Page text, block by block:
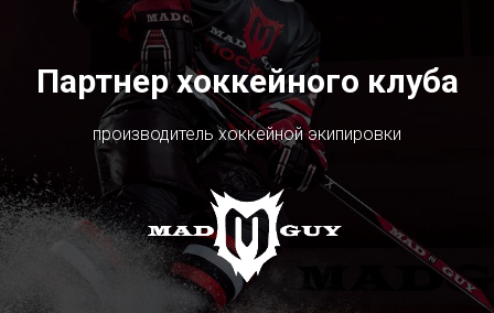
Партнер хоккейного клуба
производитель хоккейной экипировки